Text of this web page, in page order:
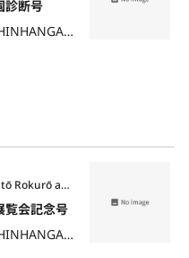
診断号
Creative Woodblock Printing, "SHINHANGA (New Woodblock Printing)", No. 4, City and Rural Scenes
覧会記念号
Creative Woodblock Printing, "SHINHANGA (New Woodblock Printing)", No. 8, Commemorative Issue for the Second Exhibition
Ebata Yoshiichi, Mutō Rokurō and Others